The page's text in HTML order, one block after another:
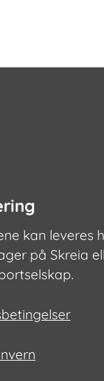
kan leveres
på Skreia